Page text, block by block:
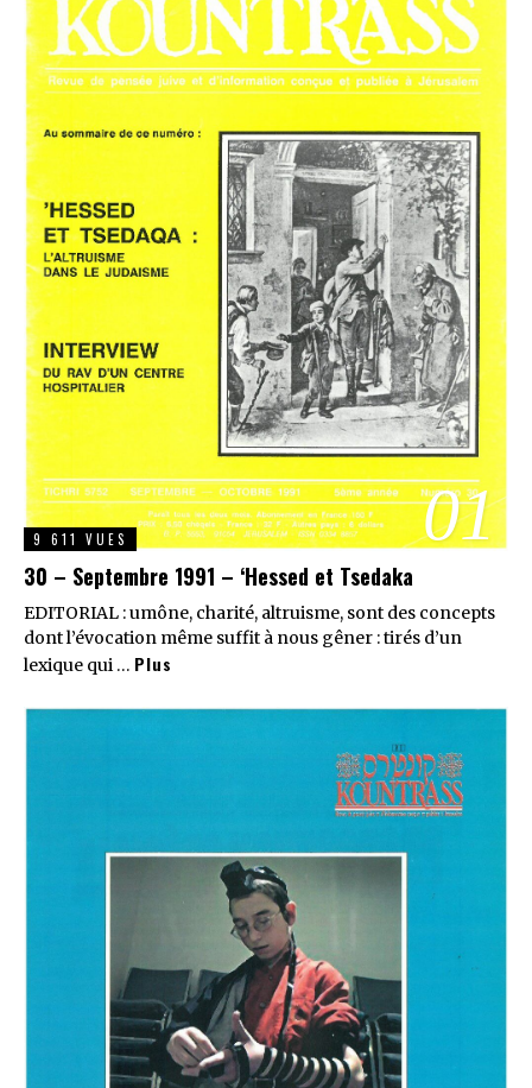
9 611 VUES 01
30 – Septembre 1991 – ‘Hessed et Tsedaka
EDITORIAL : umône, charité, altruisme, sont des concepts
dont l’évocation même suffit à nous gêner : tirés d’un
lexique qui … Plus